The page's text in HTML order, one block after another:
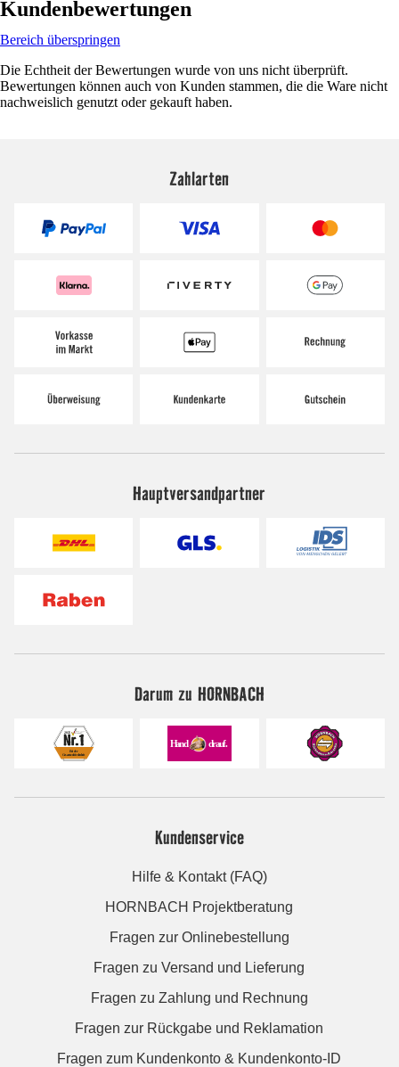
Kundenbewertungen
Bereich überspringen
Die Echtheit der Bewertungen wurde von uns nicht überprüft.
Bewertungen können auch von Kunden stammen, die die Ware nicht
nachweislich genutzt oder gekauft haben.
Zahlarten
Hauptversandpartner
Darum zu HORNBACH
Kundenservice
Hilfe & Kontakt (FAQ)
HORNBACH Projektberatung
Fragen zur Onlinebestellung
Fragen zu Versand und Lieferung
Fragen zu Zahlung und Rechnung
Fragen zur Rückgabe und Reklamation
Fragen zum Kundenkonto & Kundenkonto-ID